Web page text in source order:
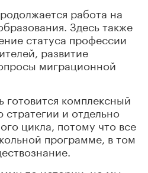
работа на
Здесь также
статуса профессии
развитие
миграционной
комплексный
и отдельно
цикла, потому что все
программе, в том